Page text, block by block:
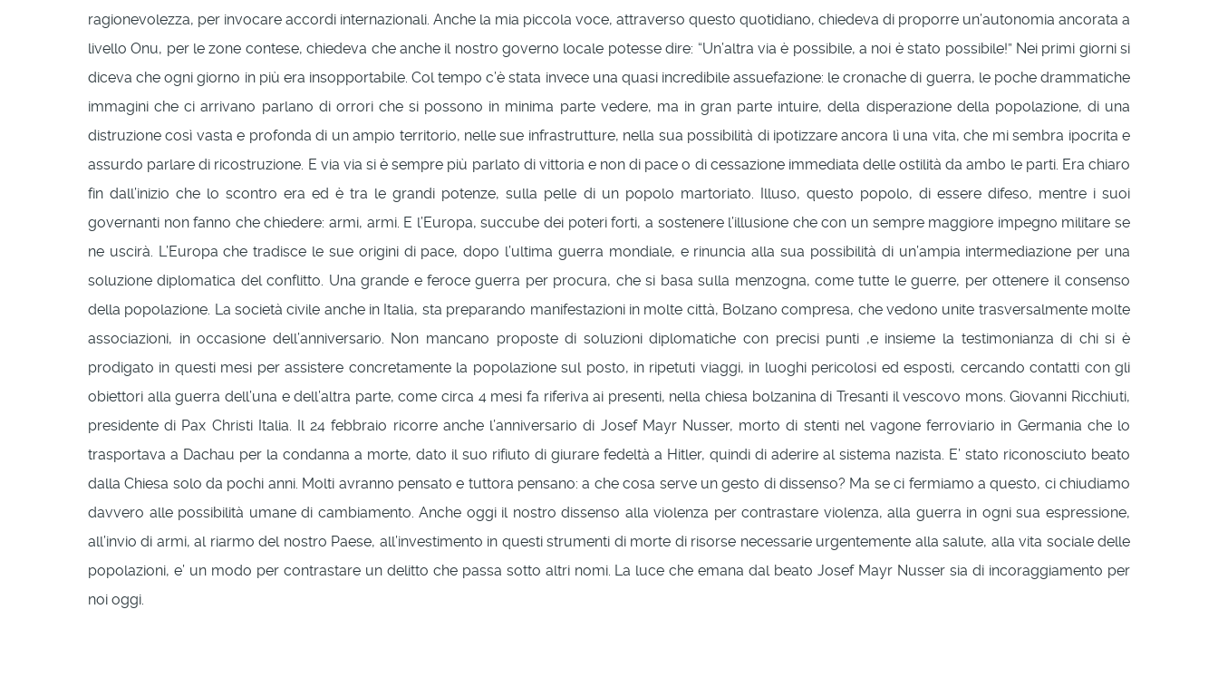
ragionevolezza, per invocare accordi internazionali. Anche la mia piccola voce, attraverso questo quotidiano, chiedeva di proporre un’autonomia ancorata a
livello Onu, per le zone contese, chiedeva che anche il nostro governo locale potesse dire: “Un’altra via è possibile, a noi è stato possibile!” Nei primi giorni si
diceva che ogni giorno in più era insopportabile. Col tempo c’è stata invece una quasi incredibile assuefazione: le cronache di guerra, le poche drammatiche
immagini che ci arrivano parlano di orrori che si possono in minima parte vedere, ma in gran parte intuire, della disperazione della popolazione, di una
distruzione così vasta e profonda di un ampio territorio, nelle sue infrastrutture, nella sua possibilità di ipotizzare ancora lì una vita, che mi sembra ipocrita e
assurdo parlare di ricostruzione. E via via si è sempre più parlato di vittoria e non di pace o di cessazione immediata delle ostilità da ambo le parti. Era chiaro
fin dall’inizio che lo scontro era ed è tra le grandi potenze, sulla pelle di un popolo martoriato. Illuso, questo popolo, di essere difeso, mentre i suoi
governanti non fanno che chiedere: armi, armi. E l’Europa, succube dei poteri forti, a sostenere l’illusione che con un sempre maggiore impegno militare se
ne uscirà. L’Europa che tradisce le sue origini di pace, dopo l’ultima guerra mondiale, e rinuncia alla sua possibilità di un’ampia intermediazione per una
soluzione diplomatica del conflitto. Una grande e feroce guerra per procura, che si basa sulla menzogna, come tutte le guerre, per ottenere il consenso
della popolazione. La società civile anche in Italia, sta preparando manifestazioni in molte città, Bolzano compresa, che vedono unite trasversalmente molte
associazioni, in occasione dell’anniversario. Non mancano proposte di soluzioni diplomatiche con precisi punti ,e insieme la testimonianza di chi si è
prodigato in questi mesi per assistere concretamente la popolazione sul posto, in ripetuti viaggi, in luoghi pericolosi ed esposti, cercando contatti con gli
obiettori alla guerra dell’una e dell’altra parte, come circa 4 mesi fa riferiva ai presenti, nella chiesa bolzanina di Tresanti il vescovo mons. Giovanni Ricchiuti,
presidente di Pax Christi Italia. Il 24 febbraio ricorre anche l’anniversario di Josef Mayr Nusser, morto di stenti nel vagone ferroviario in Germania che lo
trasportava a Dachau per la condanna a morte, dato il suo rifiuto di giurare fedeltà a Hitler, quindi di aderire al sistema nazista. E’ stato riconosciuto beato
dalla Chiesa solo da pochi anni. Molti avranno pensato e tuttora pensano: a che cosa serve un gesto di dissenso? Ma se ci fermiamo a questo, ci chiudiamo
davvero alle possibilità umane di cambiamento. Anche oggi il nostro dissenso alla violenza per contrastare violenza, alla guerra in ogni sua espressione,
all’invio di armi, al riarmo del nostro Paese, all’investimento in questi strumenti di morte di risorse necessarie urgentemente alla salute, alla vita sociale delle
popolazioni, e’ un modo per contrastare un delitto che passa sotto altri nomi. La luce che emana dal beato Josef Mayr Nusser sia di incoraggiamento per
noi oggi.